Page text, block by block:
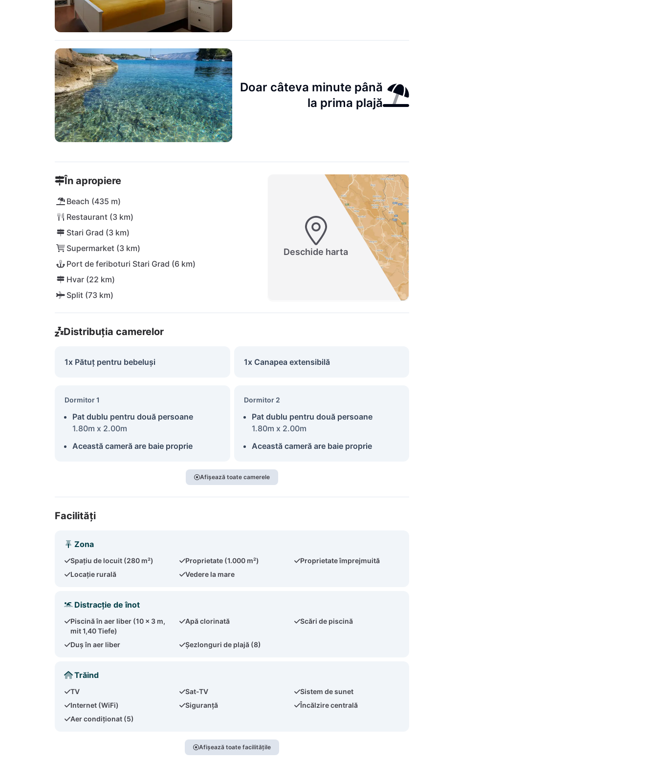
Doar câteva minute până
la prima plajă
În apropiere
Beach (435 m)
Restaurant (3 km)
Stari Grad (3 km)
Supermarket (3 km)
Port de feriboturi Stari Grad (6 km)
Hvar (22 km)
Split (73 km)
Deschide harta
Distribuția camerelor
1x Pătuț pentru bebeluși 1x Canapea extensibilă
Dormitor 1
Pat dublu pentru două persoane
1.80m x 2.00m
Această cameră are baie proprie
Dormitor 2
Pat dublu pentru două persoane
1.80m x 2.00m
Această cameră are baie proprie
Afișează toate camerele
Facilități
Zona
Spațiu de locuit (280 m²) Proprietate (1.000 m²)
Proprietate împrejmuită
Locație rurală
Vedere la mare
Distracție de înot
Piscină în aer liber (10 x 3 m,
mit 1,40 Tiefe)
Apă clorinată Scări de piscină
Duș în aer liber Șezlonguri de plajă (8)
Trăind
TV Sat-TV
Sistem de sunet
Internet (WiFi)
Siguranță
Încălzire centrală
Aer condiționat (5)
Afișează toate facilitățile